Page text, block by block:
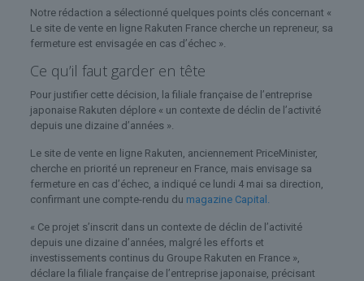
Notre rédaction a sélectionné quelques points clés concernant «
Le site de vente en ligne Rakuten France cherche un repreneur, sa
fermeture est envisagée en cas d’échec ».
Ce qu’il faut garder en tête
Pour justifier cette décision, la filiale française de l’entreprise
japonaise Rakuten déplore « un contexte de déclin de l’activité
depuis une dizaine d’années ».
Le site de vente en ligne Rakuten, anciennement PriceMinister,
cherche en priorité un repreneur en France, mais envisage sa
fermeture en cas d’échec, a indiqué ce lundi 4 mai sa direction,
confirmant une compte-rendu du magazine Capital.
« Ce projet s’inscrit dans un contexte de déclin de l’activité
depuis une dizaine d’années, malgré les efforts et
investissements continus du Groupe Rakuten en France »,
déclare la filiale française de l’entreprise japonaise, précisant